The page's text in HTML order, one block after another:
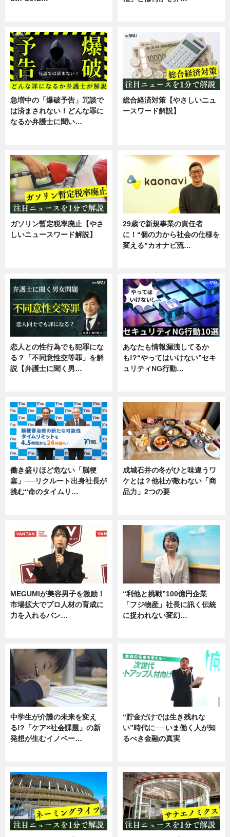
急増中の「爆破予告」冗談で
は済まされない！どんな罪に
なるか弁護士に聞い…
総合経済対策【やさしいニュ
ースワード解説】
ガソリン暫定税率廃止【やさ
しいニュースワード解説】
29歳で新規事業の責任者
に！“個の力から社会の仕様を
変える”カオナビ流…
恋人との性行為でも犯罪にな
る？「不同意性交等罪」を解
説【弁護士に聞く男…
あなたも情報漏洩してるか
も!?“やってはいけない”セキ
ュリティNG行動…
働き盛りほど危ない「脳梗
塞」──リクルート出身社長が
挑む“命のタイムリ…
成城石井の冬がひと味違うワ
ケとは？他社が敵わない「商
品力」2つの要
MEGUMIが美容男子を激励！
市場拡大でプロ人材の育成に
力を入れるバン…
“利他と挑戦”100億円企業
「フジ物産」社長に訊く伝統
に捉われない変幻…
中学生が介護の未来を変え
る!?「ケア×社会課題」の新
発想が生むイノベー…
“貯金だけでは生き残れな
い”時代に──いま働く人が知
るべき金融の真実